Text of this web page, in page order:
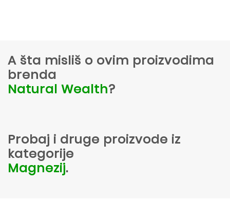
A šta misliš o ovim proizvodima
brenda
Natural Wealth?
Probaj i druge proizvode iz
kategorije
Magnezij.